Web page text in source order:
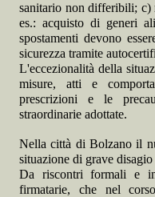
sanitario non differibili; c)
es.: acquisto di generi
spostamenti devono
sicurezza tramite
L'eccezionalità della
misure, atti e
prescrizioni e le
straordinarie adottate.
Nella città di Bolzano il
situazione di grave
Da riscontri formali e
firmatarie, che nel